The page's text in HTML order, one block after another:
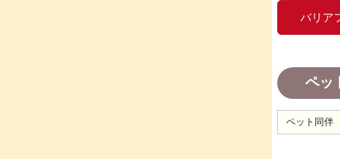
バリア
ペッ
ペット同伴